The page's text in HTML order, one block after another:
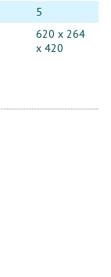
5
620 х 264
х 420